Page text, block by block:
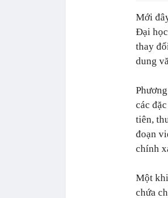
Mới
Đại
thay
dung
các
tiên,
đoạn
chính
Một
chứa